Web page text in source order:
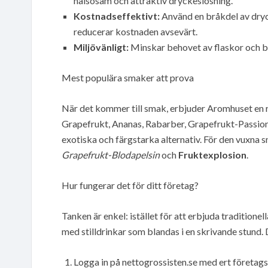
Kostnadseffektivt:Använd en bråkdel av
reducerar kostnaden avsevärt.
Miljövänligt: Minskar behovet av flaskor och
Mest populära smaker att prova
När det kommer till smak, erbjuder Aromhuset
Grapefrukt, Ananas, Rabarber, Grapefrukt-
exotiska och färgstarka alternativ. För den vuxna
Grapefrukt-Blodapelsinoch Fruktexplosion.
Hur fungerar det för ditt företag?
Tanken är enkel: istället för att erbjuda
med stilldrinkar som blandas i en skrivande stund.
Logga in på nettogrossisten.se med ert